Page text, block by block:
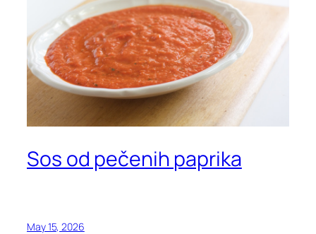
Sos od pečenih paprika
May 15, 2026